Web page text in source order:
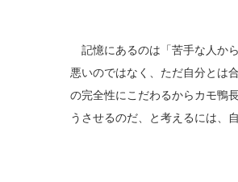
記憶にあるのは「苦手な人か
悪いのではなく、ただ自分とは
の完全性にこだわるからカモ鴨
うさせるのだ、と考えるには、